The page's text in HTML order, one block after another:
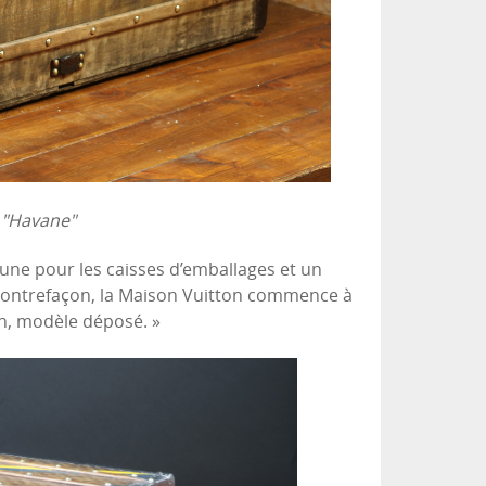
les caisses d’emballages et un
la Maison Vuitton commence à
modèle déposé. »